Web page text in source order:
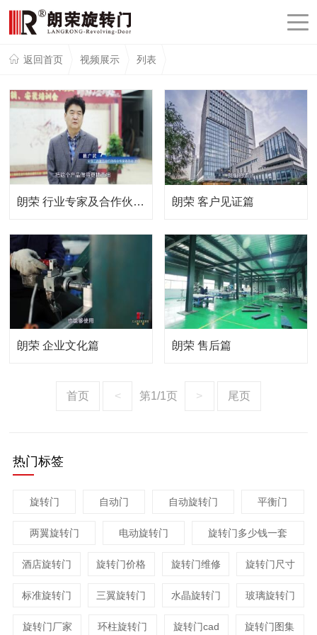
返回首页 视频展示 列表
朗荣 行业专家及合作伙伴篇 朗荣 客户见证篇
朗荣 企业文化篇 朗荣 售后篇
首页 < 第1/1页 > 尾页
热门标签
旋转门 自动门 自动旋转门 平衡门
两翼旋转门 电动旋转门 旋转门多少钱一套
酒店旋转门 旋转门价格 旋转门维修 旋转门尺寸
标准旋转门 三翼旋转门 水晶旋转门 玻璃旋转门
旋转门厂家 环柱旋转门 旋转门cad 旋转门图集